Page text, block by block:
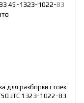
для разборки стоек
JTC 1323-1022-83